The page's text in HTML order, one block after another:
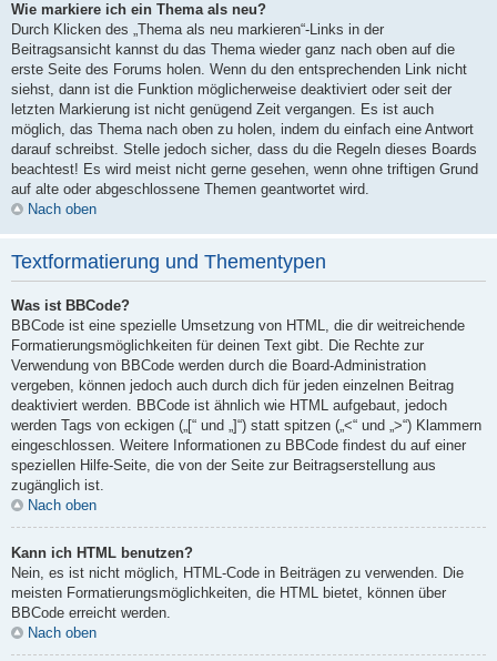
Wie markiere ich ein Thema als neu?
Durch Klicken des „Thema als neu markieren“-Links in der
Beitragsansicht kannst du das Thema wieder ganz nach oben auf die
erste Seite des Forums holen. Wenn du den entsprechenden Link nicht
siehst, dann ist die Funktion möglicherweise deaktiviert oder seit der
letzten Markierung ist nicht genügend Zeit vergangen. Es ist auch
möglich, das Thema nach oben zu holen, indem du einfach eine Antwort
darauf schreibst. Stelle jedoch sicher, dass du die Regeln dieses Boards
beachtest! Es wird meist nicht gerne gesehen, wenn ohne triftigen Grund
auf alte oder abgeschlossene Themen geantwortet wird.
Nach oben
Textformatierung und Thementypen
Was ist BBCode?
BBCode ist eine spezielle Umsetzung von HTML, die dir weitreichende
Formatierungsmöglichkeiten für deinen Text gibt. Die Rechte zur
Verwendung von BBCode werden durch die Board-Administration
vergeben, können jedoch auch durch dich für jeden einzelnen Beitrag
deaktiviert werden. BBCode ist ähnlich wie HTML aufgebaut, jedoch
werden Tags von eckigen („[“ und „]“) statt spitzen („<“ und „>“) Klammern
eingeschlossen. Weitere Informationen zu BBCode findest du auf einer
speziellen Hilfe-Seite, die von der Seite zur Beitragserstellung aus
zugänglich ist.
Nach oben
Kann ich HTML benutzen?
Nein, es ist nicht möglich, HTML-Code in Beiträgen zu verwenden. Die
meisten Formatierungsmöglichkeiten, die HTML bietet, können über
BBCode erreicht werden.
Nach oben